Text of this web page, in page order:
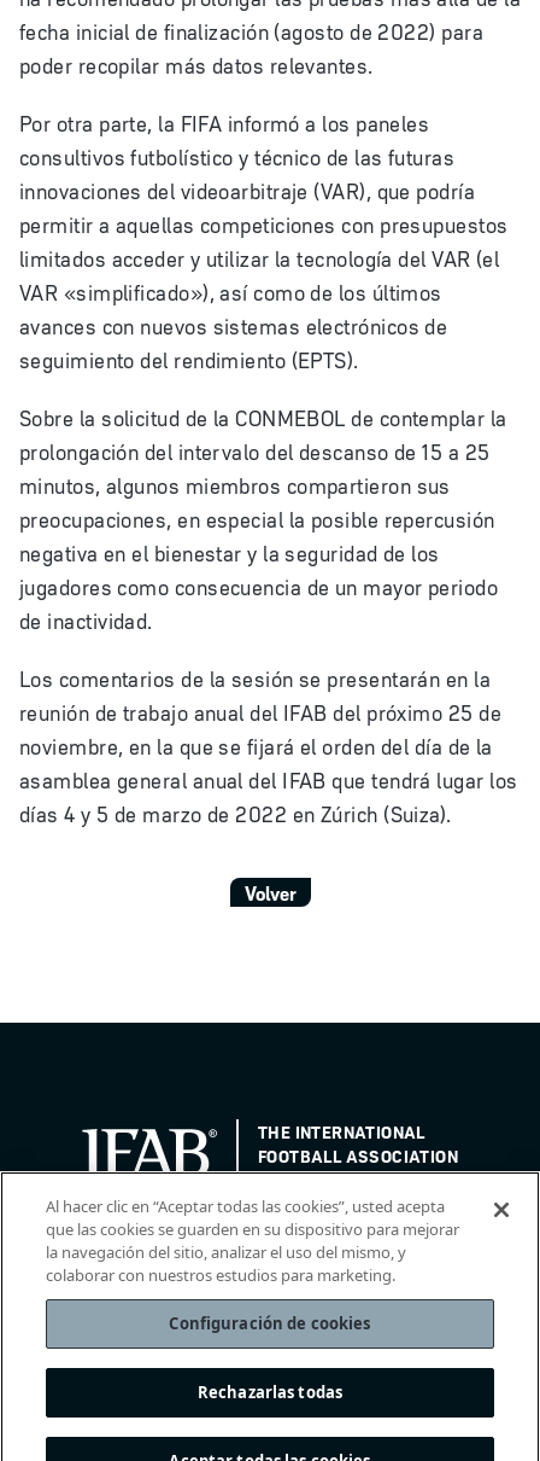
fecha inicial de finalización (agosto de 2022) para
poder recopilar más datos relevantes.
Por otra parte, la FIFA informó a los paneles
consultivos futbolístico y técnico de las futuras
innovaciones del videoarbitraje (VAR), que podría
permitir a aquellas competiciones con presupuestos
limitados acceder y utilizar la tecnología del VAR (el
VAR «simplificado»), así como de los últimos
avances con nuevos sistemas electrónicos de
seguimiento del rendimiento (EPTS).
Sobre la solicitud de la CONMEBOL de contemplar la
prolongación del intervalo del descanso de 15 a 25
minutos, algunos miembros compartieron sus
preocupaciones, en especial la posible repercusión
negativa en el bienestar y la seguridad de los
jugadores como consecuencia de un mayor periodo
de inactividad.
Los comentarios de la sesión se presentarán en la
reunión de trabajo anual del IFAB del próximo 25 de
noviembre, en la que se fijará el orden del día de la
asamblea general anual del IFAB que tendrá lugar los
días 4 y 5 de marzo de 2022 en Zúrich (Suiza).
Volver
THE INTERNATIONAL
FOOTBALL ASSOCIATION
BOARD/ GUARDIANS OF
THE LAWS OF THE GAME
Política de privacidad
| Política de cookies
Al hacer clic en “Aceptar todas las cookies”, usted acepta
que las cookies se guarden en su dispositivo para mejorar
la navegación del sitio, analizar el uso del mismo, y
colaborar con nuestros estudios para marketing.
Configuración de cookies
Rechazarlas todas